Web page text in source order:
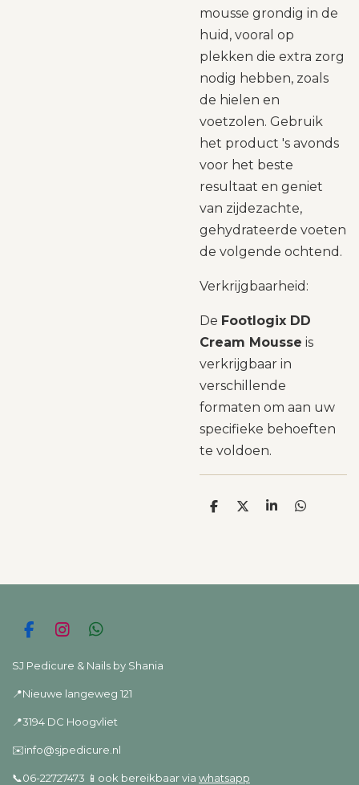
mousse grondig in de
huid, vooral op
plekken die extra zorg
nodig hebben, zoals
de hielen en
voetzolen. Gebruik
het product 's avonds
voor het beste
resultaat en geniet
van zijdezachte,
gehydrateerde voeten
de volgende ochtend.
Verkrijgbaarheid:
De Footlogix DD
Cream Mousse is
verkrijgbaar in
verschillende
formaten om aan uw
specifieke behoeften
te voldoen.
D
D
S
D
F
c
b
o
k
I
s
a
r
a
m
W
a
s
p
SJ Pedicure & Nails by Shania
📍Nieuwe langeweg 121
📍3194 DC Hoogvliet
✉️info@sjpedicure.nl
📞06-22727473 📱ook bereikbaar via whatsapp